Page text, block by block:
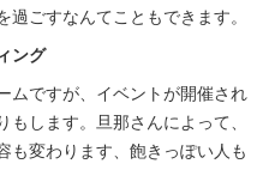
ごすなんてこともできます。
ング
ムですが、イベントが開催され
します。旦那さんによって、
も変わります、飽きっぽい人も